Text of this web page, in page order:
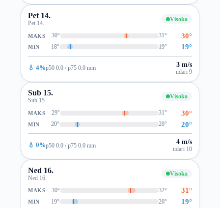
Pet 14.
Pet 14.
Visoka
MAKS 30° 31° 30°
MIN 18° 19° 19°
💧 4%p50 0.0 / p75 0.0 mm 3 m/s
udari 9
Sub 15.
Sub 15.
Visoka
MAKS 29° 31° 30°
MIN 20° 20° 20°
💧 0%p50 0.0 / p75 0.0 mm 4 m/s
udari 10
Ned 16.
Ned 16.
Visoka
MAKS 30° 32° 31°
MIN 19° 20° 19°